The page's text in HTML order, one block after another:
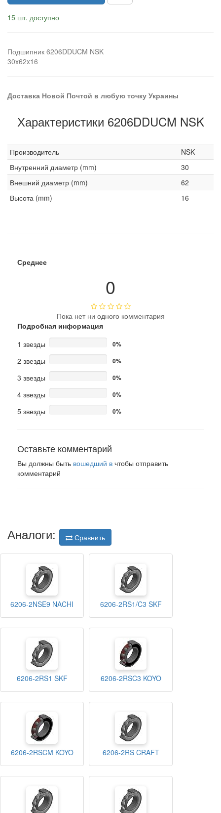
15 шт. доступно
Подшипник 6206DDUCM NSK
30x62x16
Доставка Новой Почтой в любую точку Украины
Характеристики 6206DDUCM NSK
Производитель
NSK
Внутренний диаметр (mm)
30
Внешний диаметр (mm)
62
Высота (mm)
16
Среднее
0
Пока нет ни одного комментария
Подробная информация
1 звезды
0%
2 звезды 0%
3 звезды 0%
4 звезды 0%
5 звезды 0%
Оставьте комментарий
Вы должны быть вошедший в чтобы отправить
комментарий
Аналоги: Сравнить
6206-2NSE9 NACHI 6206-2RS1/C3 SKF
6206-2RS1 SKF 6206-2RSC3 KOYO
6206-2RSCM KOYO 6206-2RS CRAFT